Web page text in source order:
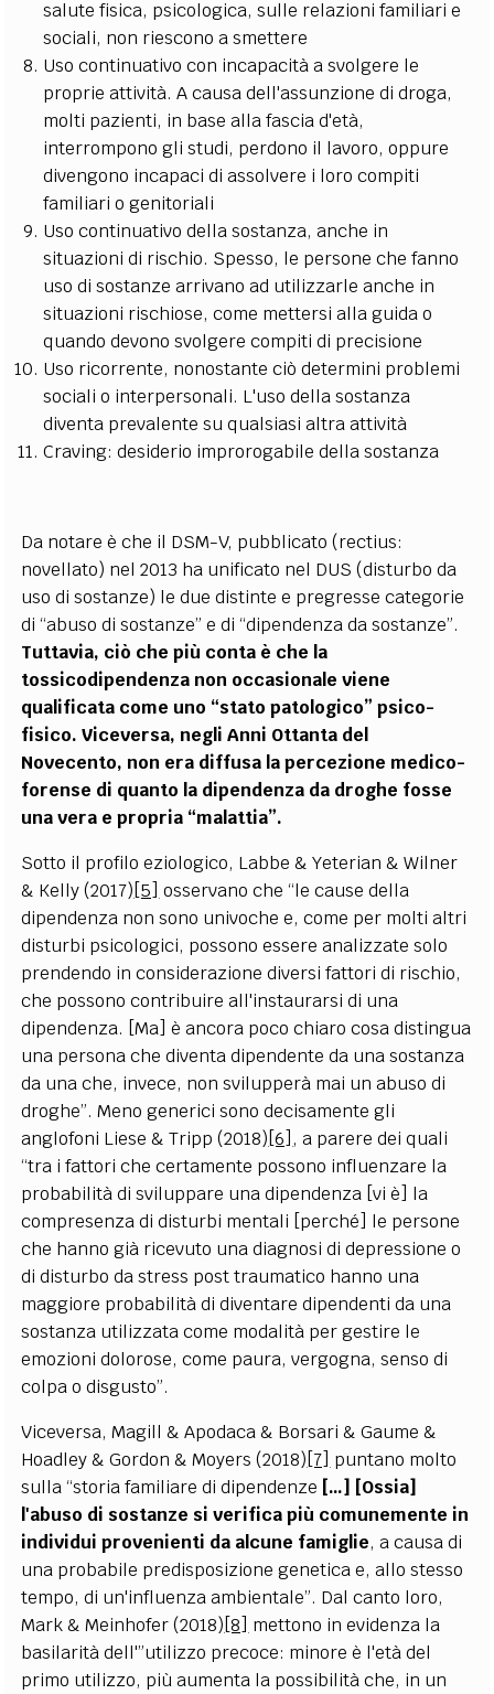
salute fisica, psicologica, sulle relazioni familiari e
sociali, non riescono a smettere
Uso continuativo con incapacità a svolgere le
proprie attività. A causa dell'assunzione di droga,
molti pazienti, in base alla fascia d'età,
interrompono gli studi, perdono il lavoro, oppure
divengono incapaci di assolvere i loro compiti
familiari o genitoriali
Uso continuativo della sostanza, anche in
situazioni di rischio. Spesso, le persone che fanno
uso di sostanze arrivano ad utilizzarle anche in
situazioni rischiose, come mettersi alla guida o
quando devono svolgere compiti di precisione
Uso ricorrente, nonostante ciò determini problemi
sociali o interpersonali. L'uso della sostanza
diventa prevalente su qualsiasi altra attività
Craving: desiderio improrogabile della sostanza
Da notare è che il DSM-V, pubblicato (rectius:
novellato) nel 2013 ha unificato nel DUS (disturbo da
uso di sostanze) le due distinte e pregresse categorie
di “abuso di sostanze” e di “dipendenza da sostanze”.
Tuttavia, ciò che più conta è che la
tossicodipendenza non occasionale viene
qualificata come uno “stato patologico” psico-
fisico. Viceversa, negli Anni Ottanta del
Novecento, non era diffusa la percezione medico-
forense di quanto la dipendenza da droghe fosse
una vera e propria “malattia”.
Sotto il profilo eziologico, Labbe & Yeterian & Wilner
& Kelly (2017)[5] osservano che “le cause della
dipendenza non sono univoche e, come per molti altri
disturbi psicologici, possono essere analizzate solo
prendendo in considerazione diversi fattori di rischio,
che possono contribuire all'instaurarsi di una
dipendenza. [Ma] è ancora poco chiaro cosa distingua
una persona che diventa dipendente da una sostanza
da una che, invece, non svilupperà mai un abuso di
droghe”. Meno generici sono decisamente gli
anglofoni Liese & Tripp (2018)[6] , a parere dei quali
“tra i fattori che certamente possono influenzare la
probabilità di sviluppare una dipendenza [vi è] la
compresenza di disturbi mentali [perché] le persone
che hanno già ricevuto una diagnosi di depressione o
di disturbo da stress post traumatico hanno una
maggiore probabilità di diventare dipendenti da una
sostanza utilizzata come modalità per gestire le
emozioni dolorose, come paura, vergogna, senso di
colpa o disgusto”.
Viceversa, Magill & Apodaca & Borsari & Gaume &
Hoadley & Gordon & Moyers (2018)[7] puntano molto
sulla “storia familiare di dipendenze […] [Ossia]
l'abuso di sostanze si verifica più comunemente in
individui provenienti da alcune famiglie, a causa di
una probabile predisposizione genetica e, allo stesso
tempo, di un'influenza ambientale”. Dal canto loro,
Mark & Meinhofer (2018)[8] mettono in evidenza la
basilarità dell'”utilizzo precoce: minore è l'età del
primo utilizzo, più aumenta la possibilità che, in un